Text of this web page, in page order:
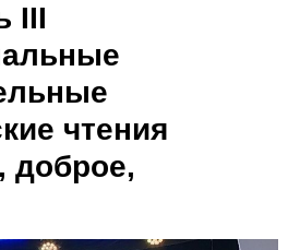
III
чтения
доброе,